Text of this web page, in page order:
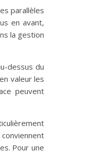
parallèles
en avant,
la gestion
dessus du
valeur les
peuvent
Pour une